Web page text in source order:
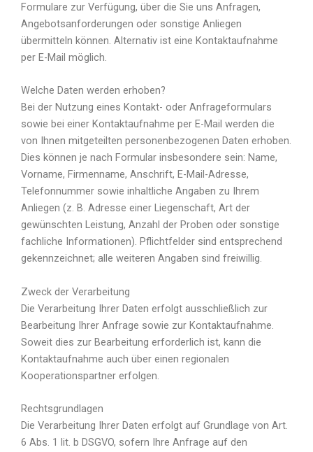
Formulare zur Verfügung, über die Sie uns Anfragen,
Angebotsanforderungen oder sonstige Anliegen
übermitteln können. Alternativ ist eine Kontaktaufnahme
per E-Mail möglich.
Welche Daten werden erhoben?
Bei der Nutzung eines Kontakt- oder Anfrageformulars
sowie bei einer Kontaktaufnahme per E-Mail werden die
von Ihnen mitgeteilten personenbezogenen Daten erhoben.
Dies können je nach Formular insbesondere sein: Name,
Vorname, Firmenname, Anschrift, E-Mail-Adresse,
Telefonnummer sowie inhaltliche Angaben zu Ihrem
Anliegen (z. B. Adresse einer Liegenschaft, Art der
gewünschten Leistung, Anzahl der Proben oder sonstige
fachliche Informationen). Pflichtfelder sind entsprechend
gekennzeichnet; alle weiteren Angaben sind freiwillig.
Zweck der Verarbeitung
Die Verarbeitung Ihrer Daten erfolgt ausschließlich zur
Bearbeitung Ihrer Anfrage sowie zur Kontaktaufnahme.
Soweit dies zur Bearbeitung erforderlich ist, kann die
Kontaktaufnahme auch über einen regionalen
Kooperationspartner erfolgen.
Rechtsgrundlagen
Die Verarbeitung Ihrer Daten erfolgt auf Grundlage von Art.
6 Abs. 1 lit. b DSGVO, sofern Ihre Anfrage auf den